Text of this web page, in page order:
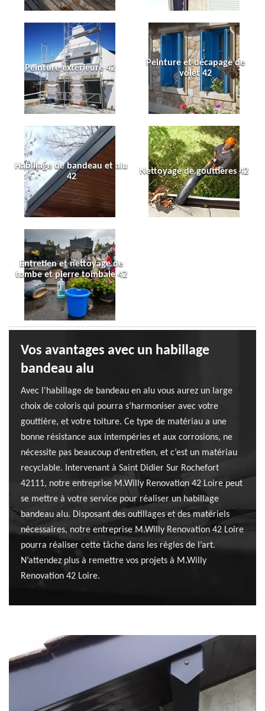
Peinture extérieure 42
Peinture et décapage de
volet 42
Habillage de bandeau et alu
42
Nettoyage de gouttières 42
Entretien et nettoyage de
tombe et pierre tombale 42
Vos avantages avec un habillage
bandeau alu
Avec l'habillage de bandeau en alu vous aurez un large
choix de coloris qui pourra s’harmoniser avec votre
gouttière, et votre toiture. Ce type de matériau a une
bonne résistance aux intempéries et aux corrosions, ne
nécessite pas beaucoup d’entretien, et c’est un matériau
recyclable. Intervenant à Saint Didier Sur Rochefort
42111, notre entreprise M.Willy Renovation 42 Loire peut
se mettre à votre service pour réaliser un habillage
bandeau alu. Disposant des outillages et des matériels
nécessaires, notre entreprise M.Willy Renovation 42 Loire
pourra réaliser cette tâche dans les règles de l’art.
N’attendez plus à remettre vos projets à M.Willy
Renovation 42 Loire.